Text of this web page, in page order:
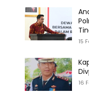
15
16